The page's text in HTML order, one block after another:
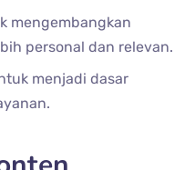
mengembangkan
personal dan relevan.
menjadi dasar